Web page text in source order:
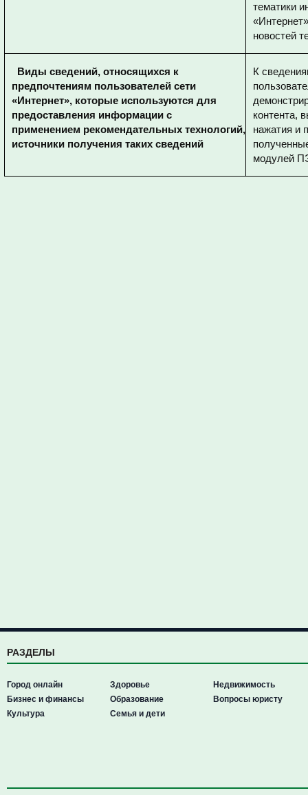
тематики
новостей
Виды сведений, относящихся к
предпочтениям пользователей сети
«Интернет», которые используются для
предоставления информации с
применением рекомендательных технологий,
источники получения таких сведений
К
контента,
нажатия и
модулей
РАЗДЕЛЫ
Город онлайн
Бизнес и финансы
Культура
Здоровье
Образование
Семья и дети
Недвижимость
Вопросы юристу